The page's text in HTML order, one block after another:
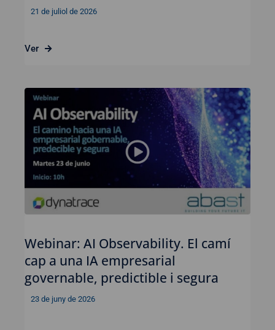
21 de juliol de 2026
Ver
Webinar: AI Observability. El camí
cap a una IA empresarial
governable, predictible i segura
23 de juny de 2026